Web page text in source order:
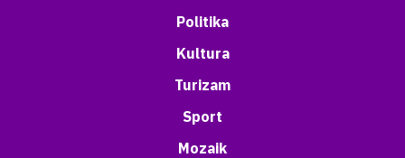
Politika
Kultura
Turizam
Sport
Mozaik